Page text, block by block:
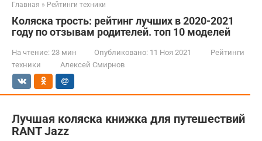
Главная » Рейтинги техники
Коляска трость: рейтинг лучших в 2020-2021
году по отзывам родителей. топ 10 моделей
На чтение: 23 мин Опубликовано: 11 Ноя 2021
Рейтинги
техники
Алексей Смирнов
Лучшая коляска книжка для путешествий
RANT Jazz